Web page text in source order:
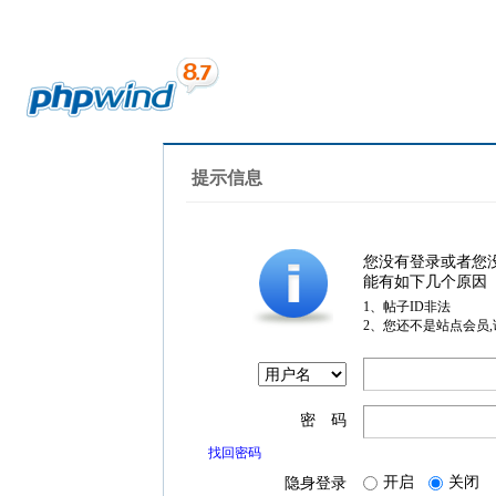
提示信息
您没有登录或者您
能有如下几个原因
1、帖子ID非法
2、您还不是站点会员
密 码
找回密码
隐身登录 开启 关闭